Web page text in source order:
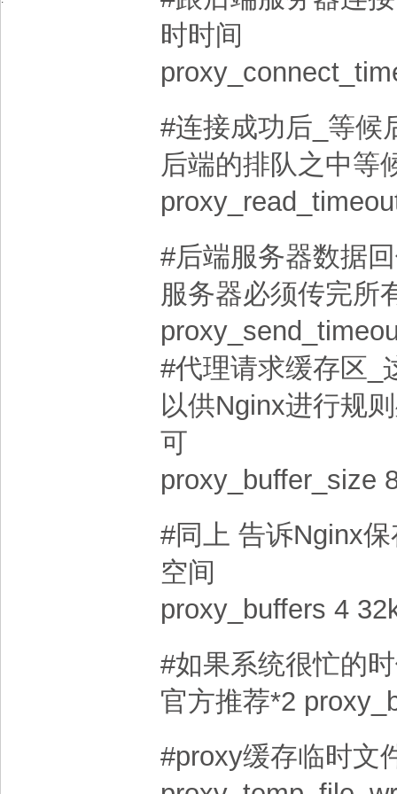
时时间
#连接成功后_等候
后端的排队之中等
#后端服务器数据
服务器必须传完所
#代理请求缓存区_
以供Nginx进行规
可
proxy_buffer_size
#同上 告诉Nginx
空间
proxy_buffers 4
#如果系统很忙的
官方推荐*2
#proxy缓存临时文